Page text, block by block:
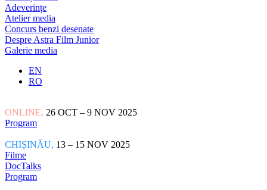
Adeverințe
Atelier media
Concurs benzi desenate
Despre Astra Film Junior
Galerie media
EN
RO
ONLINE, 26 OCT – 9 NOV 2025
Program
CHIȘINĂU, 13 – 15 NOV 2025
Filme
DocTalks
Program